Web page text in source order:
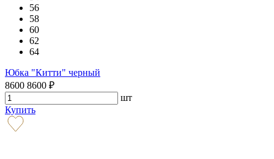
56
58
60
62
64
Юбка "Китти" черный
8600 8600 ₽
шт
Купить